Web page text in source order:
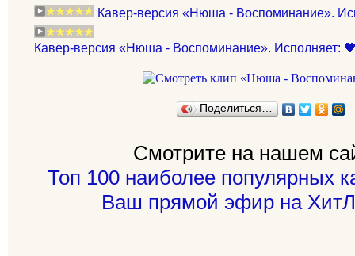
Кавер-версия «Нюша - Воспоминание».
Кавер-версия «Нюша - Воспоминание». Исполняет:
Поделиться…
Смотрите на нашем
Топ 100 наиболее популярных
Ваш прямой эфир на